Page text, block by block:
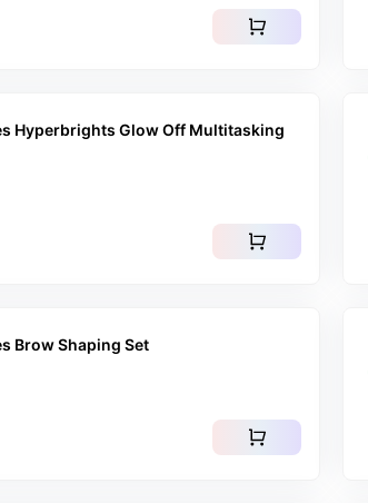
shopping_cart
Hyperbrights Glow Off Multitasking
shopping_cart
Brow Shaping Set
shopping_cart